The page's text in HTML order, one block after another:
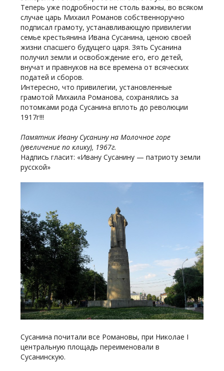
Теперь уже подробности не столь важны, во всяком
случае царь Михаил Романов собственноручно
подписал грамоту, устанавливающую привилегии
семье крестьянина Ивана Сусанина, ценою своей
жизни спасшего будущего царя. Зять Сусанина
получил земли и освобождение его, его детей,
внучат и правнуков на все времена от всяческих
податей и сборов.
Интересно, что привилегии, установленные
грамотой Михаила Романова, сохранялись за
потомками рода Сусанина вплоть до революции
1917г!!!
Памятник Ивану Сусанину на Молочное горе
(увеличение по клику), 1967г.
Надпись гласит: «Ивану Сусанину — патриоту земли
русской»
Сусанина почитали все Романовы, при Николае I
центральную площадь переименовали в
Сусанинскую.